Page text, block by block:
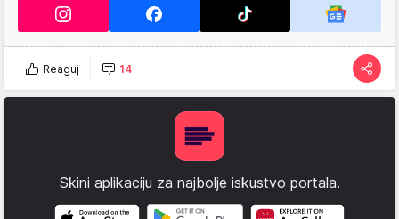
Reaguj 14
Skini aplikaciju za najbolje iskustvo portala.